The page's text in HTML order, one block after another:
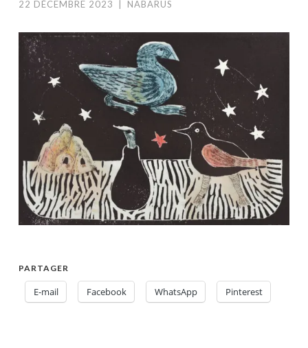
22 DÉCEMBRE 2023 NABARUS
PARTAGER
E-mail Facebook WhatsApp Pinterest